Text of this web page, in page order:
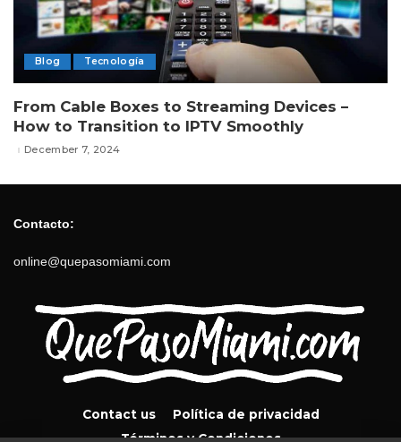
Blog Tecnología
From Cable Boxes to Streaming Devices –
How to Transition to IPTV Smoothly
December 7, 2024
Contacto:
online@quepasomiami.com
Contact us
Política de privacidad
Términos y Condiciones